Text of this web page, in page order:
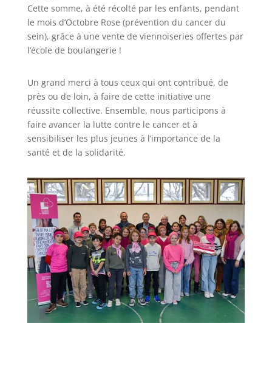
Cette somme, à été récolté par les enfants, pendant
le mois d’Octobre Rose (prévention du cancer du
sein), grâce à une vente de viennoiseries offertes par
l’école de boulangerie !
Un grand merci à tous ceux qui ont contribué, de
près ou de loin, à faire de cette initiative une
réussite collective. Ensemble, nous participons à
faire avancer la lutte contre le cancer et à
sensibiliser les plus jeunes à l’importance de la
santé et de la solidarité.